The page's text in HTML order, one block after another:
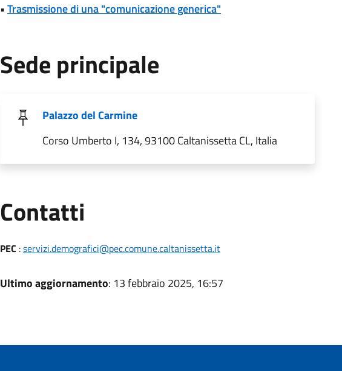
•Trasmissione di una "comunicazione generica"
Sede principale
Palazzo del Carmine
Corso Umberto I, 134, 93100 Caltanissetta CL, Italia
Contatti
PEC :servizi.demografici@pec.comune.caltanissetta.it
Ultimo aggiornamento: 13 febbraio 2025, 16:57